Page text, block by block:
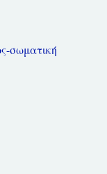
σωματική